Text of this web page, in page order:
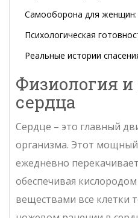
Самооборона для женщин:
Психологическая
Реальные истории
Физиология
сердца
Сердце – это главный
организма. Этот
ежедневно
обеспечивая
веществами все клетки